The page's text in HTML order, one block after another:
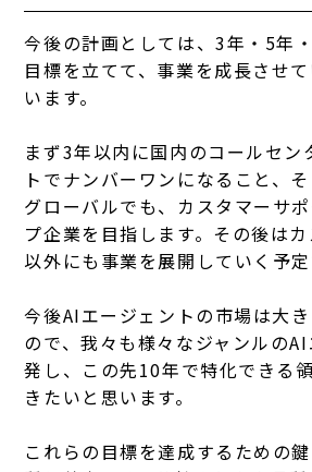
今後の計画としては、3年・5年
目標を立てて、事業を成長させ
います。
まず3年以内に国内のコールセン
トでナンバーワンになること、
グローバルでも、カスタマーサ
プ企業を目指します。その後は
以外にも事業を展開していく予定
今後AIエージェントの市場は大
ので、我々も様々なジャンルの
発し、この先10年で特化できる
きたいと思います。
これらの目標を達成するための